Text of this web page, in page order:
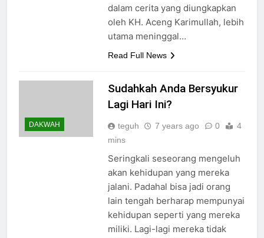
dalam cerita yang diungkapkan
oleh KH. Aceng Karimullah, lebih
utama meninggal…
Read Full News
DAKWAH
Sudahkah Anda Bersyukur
Lagi Hari Ini?
teguh 7 years ago 0
4
mins
Seringkali seseorang mengeluh
akan kehidupan yang mereka
jalani. Padahal bisa jadi orang
lain tengah berharap mempunyai
kehidupan seperti yang mereka
miliki. Lagi-lagi mereka tidak